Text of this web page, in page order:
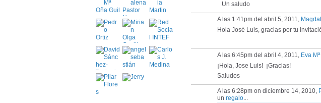
Un saludo
A las 1:41pm del abril 5, 2011,
Hola José Luis, gracias por tu
A las 6:45pm del abril 4, 2011, Eva
¡Hola, Jose Luis! ¡Gracias!
Saludos
A las 6:28pm on diciembre 14, 2010,
un regalo...